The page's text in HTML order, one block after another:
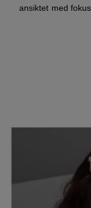
ansiktet med